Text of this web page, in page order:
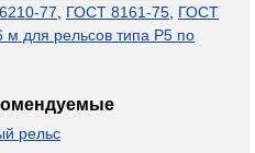
77 ГОСТ 8161-75 ГОСТ
м для рельсов типа Р5 по
рельс